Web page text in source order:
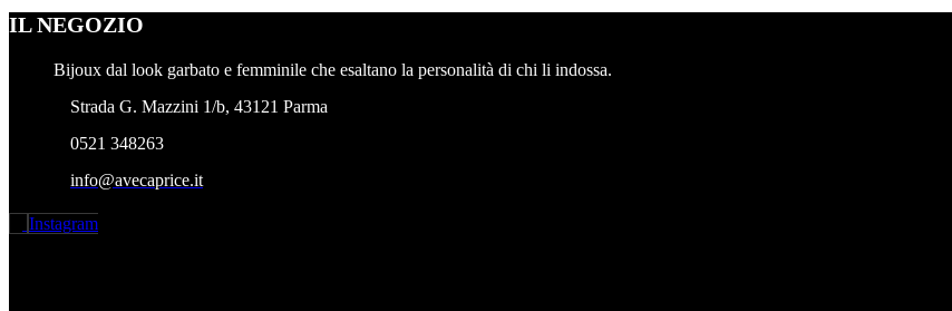
IL NEGOZIO
Bijoux dal look garbato e femminile che esaltano la personalità di chi li indossa.
Strada G. Mazzini 1/b, 43121 Parma
0521 348263
info@avecaprice.it
Instagram